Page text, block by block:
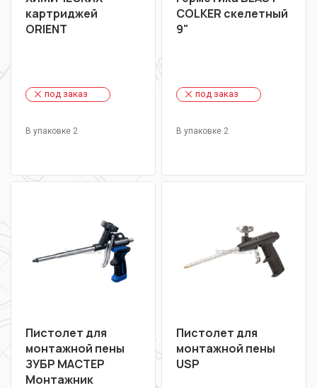
картриджей
ORIENT
под заказ
В упаковке 2
COLKER скелетный
9"
под заказ
В упаковке 2
Пистолет для
монтажной пены
ЗУБР МАСТЕР
Монтажник
Пистолет для
монтажной пены
USP